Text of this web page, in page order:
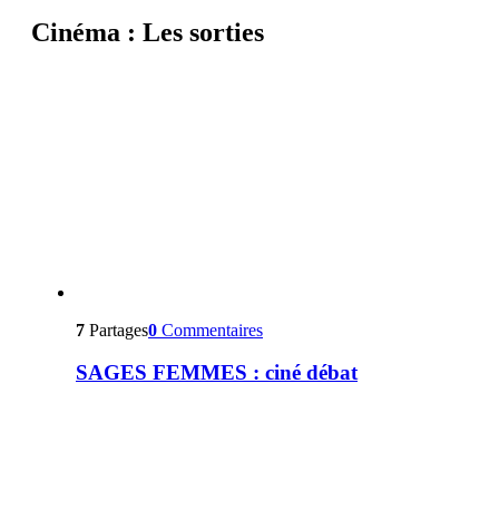
Cinéma : Les sorties
7 Partages0 Commentaires
SAGES FEMMES : ciné débat